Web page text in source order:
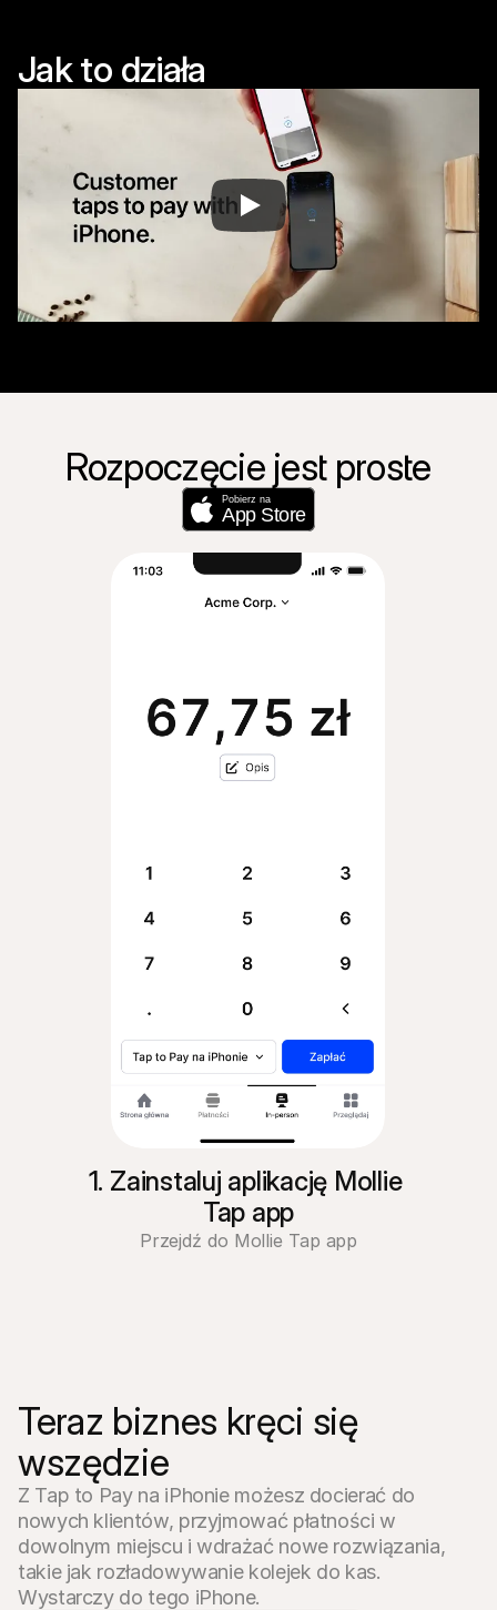
Jak to działa
Rozpoczęcie jest proste
Pobierz na
App Store
1. Zainstaluj aplikację Mollie
Tap app
Przejdź do Mollie Tap app
Teraz biznes kręci się
wszędzie
Z Tap to Pay na iPhonie możesz docierać do
nowych klientów, przyjmować płatności w
dowolnym miejscu i wdrażać nowe rozwiązania,
takie jak rozładowywanie kolejek do kas.
Wystarczy do tego iPhone.